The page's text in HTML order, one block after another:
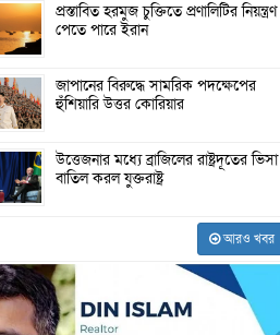
প্রস্তাবিত হরমুজ চুক্তিতে প্রণালিটির নিয়ন্ত্রণ
পেতে পারে ইরান
জাপানের বিরুদ্ধে সামরিক পদক্ষেপের
হুঁশিয়ারি উত্তর কোরিয়ার
উত্তেজনার মধ্যে ব্রাজিলের রাষ্ট্রদূতের ভিসা
বাতিল করল যুক্তরাষ্ট্র
আরও খবর